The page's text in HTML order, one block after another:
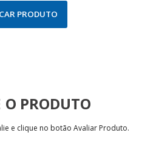
PRODUTO
e clique no botão Avaliar Produto.